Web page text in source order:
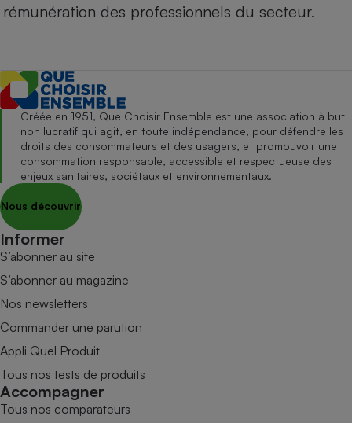
rémunération des professionnels du secteur.
Créée en 1951, Que Choisir Ensemble est une association à but
non lucratif qui agit, en toute indépendance, pour défendre les
droits des consommateurs et des usagers, et promouvoir une
consommation responsable, accessible et respectueuse des
enjeux sanitaires, sociétaux et environnementaux.
Nous découvrir
Informer
S’abonner au site
S’abonner au magazine
Nos newsletters
Commander une parution
Appli Quel Produit
Tous nos tests de produits
Accompagner
Tous nos comparateurs